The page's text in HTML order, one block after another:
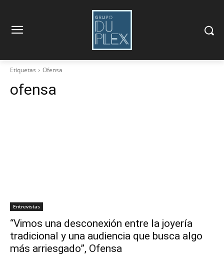
Etiquetas Ofensa
ofensa
Entrevistas
“Vimos una desconexión entre la joyería
tradicional y una audiencia que busca algo
más arriesgado”, Ofensa